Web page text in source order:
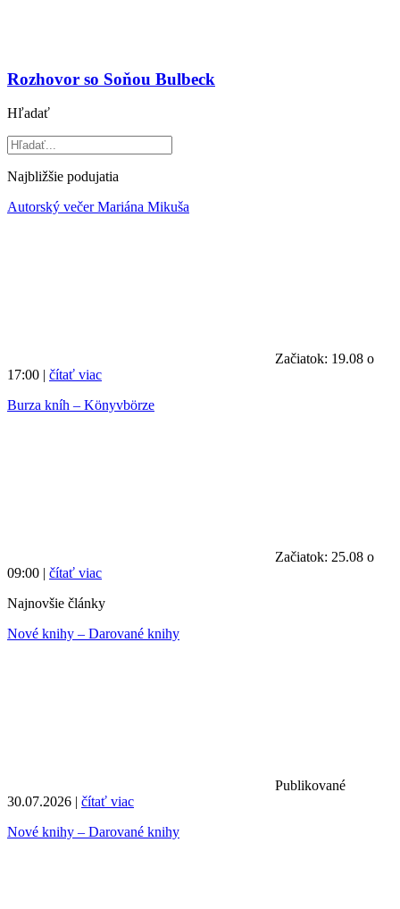
Rozhovor so Soňou Bulbeck
Hľadať
Najbližšie podujatia
Autorský večer Mariána Mikuša
Začiatok: 19.08 o
17:00 | čítať viac
Burza kníh – Könyvbörze
Začiatok: 25.08 o
09:00 | čítať viac
Najnovšie články
Nové knihy – Darované knihy
Publikované
30.07.2026 | čítať viac
Nové knihy – Darované knihy